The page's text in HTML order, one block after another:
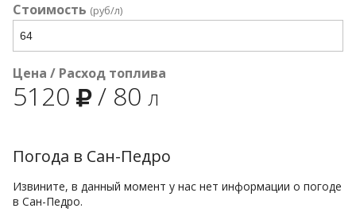
Стоимость (руб/л)
Цена / Расход топлива
5120 / 80 л
Погода в Сан-Педро
Извините, в данный момент у нас нет информации о погоде
в Сан-Педро.